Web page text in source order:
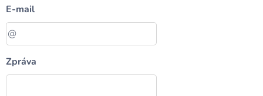
E-mail
Zpráva